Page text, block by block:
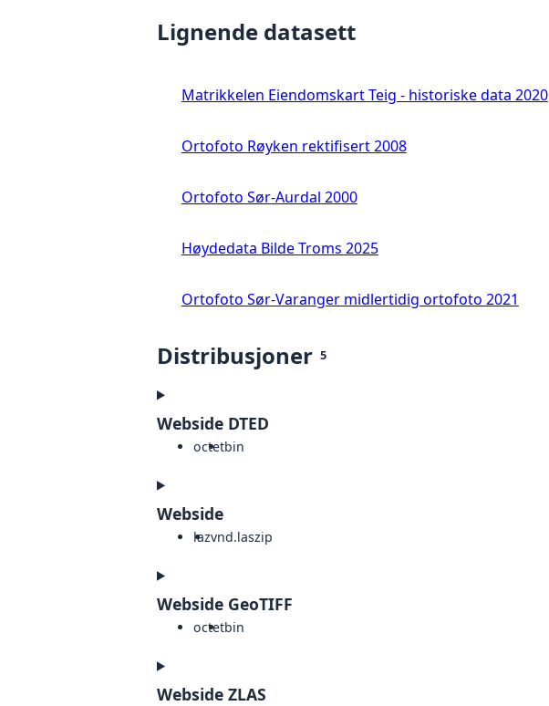
Lignende datasett
Matrikkelen Eiendomskart Teig - historiske data 2020
Ortofoto Røyken rektifisert 2008
Ortofoto Sør-Aurdal 2000
Høydedata Bilde Troms 2025
Ortofoto Sør-Varanger midlertidig ortofoto 2021
Distribusjoner 5
Webside DTED
octetbin
Webside
lazvnd.laszip
Webside GeoTIFF
octetbin
Webside ZLAS